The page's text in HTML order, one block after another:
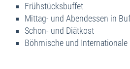
Frühstücksbuffet
Mittag- und Abendessen in
Schon- und Diätkost
Böhmische und Internationale